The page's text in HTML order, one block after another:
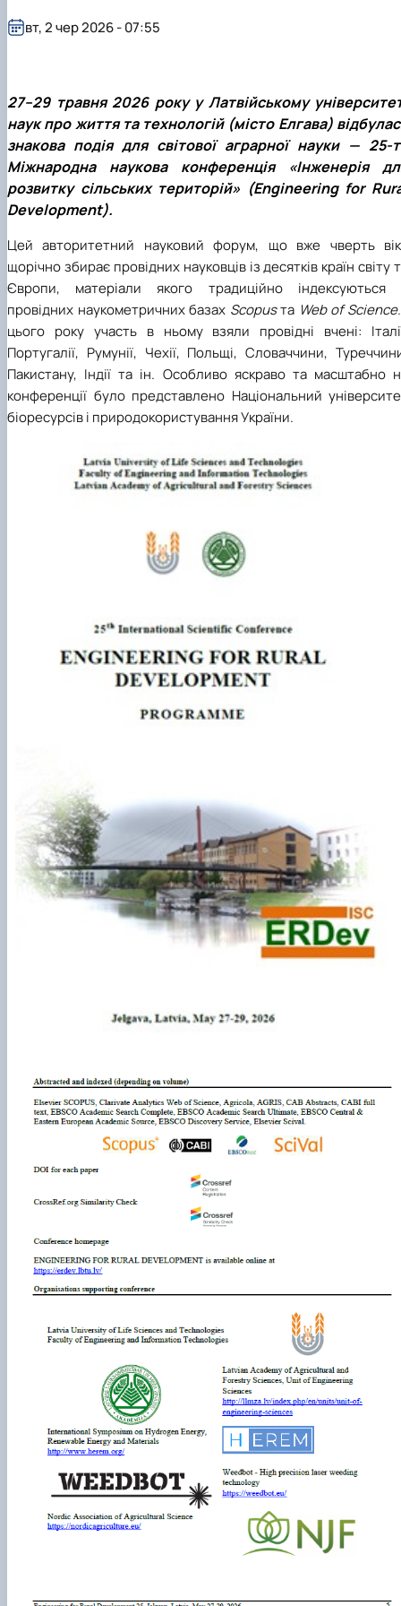
Працевлаштування
Студентські квитки
Інклюзивне середовище
Наукові школи
Форми документів
садово-паркове господарство, ветеринарна
Наукові видання
Наукові журнали НУБіП України (English)
Пам'ятка про проведення науково-
заходів
Порядок планування та організації
Результати науково-технічних заходів
«SEB-2025»
Рада роботодавців
Видатні випускники та працівники
Пресслужба
Університетський кур'єр
Вибори ректора
Програма розвитку університету
ініціатива – 2025»
Державні закупівлі
виявлення корупції
Положення про антикорупційного
уповноваженого НУБіП України
Національні нормативно-правові акти
Нормативно-правові акти НУБіП України
Інформаційні ресурси НАЗК
Антикорупційні заходи
Контактна інформація
27–29 травня 2026 року у Латвійському
наук про життя та технологій (місто Елгава)
знакова подія для світової аграрної науки — 25-
Міжнародна наукова конференція «Інженерія
розвитку сільських територій» (Engineering for
Development).
Цей авторитетний науковий форум, що вже чверть
щорічно збирає провідних науковців із десятків країн світу
Європи, матеріали якого традиційно індексуються
провідних наукометричних базах Scopusта Web of Science
цього року участь в ньому взяли провідні вчені:
Португалії, Румунії, Чехії, Польщі, Словаччини,
Пакистану, Індії та ін. Особливо яскраво та масштабно
конференції було представлено Національний
біоресурсів і природокористування України.
вт, 2 чер 2026 - 07:55